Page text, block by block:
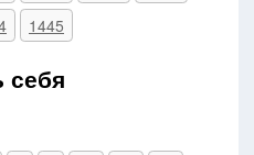
1445
себя